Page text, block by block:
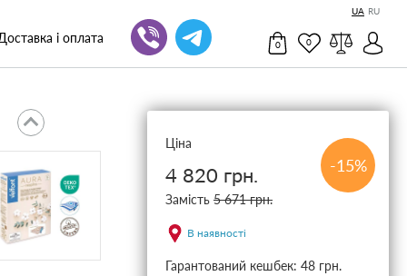
і оплата
UA RU
0 0
-15%
Ціна
4 820 грн.
Замість 5 671 грн.
В наявності
Гарантований кешбек: 48 грн.